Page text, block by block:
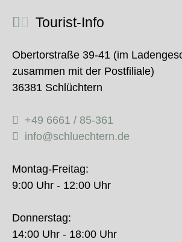
Tourist-Info
Obertorstraße 39-41 (im
zusammen mit der Postfiliale)
36381 Schlüchtern
+49 6661 / 85-361
info@schluechtern.de
Montag-Freitag:
9:00 Uhr - 12:00 Uhr
Donnerstag:
14:00 Uhr - 18:00 Uhr